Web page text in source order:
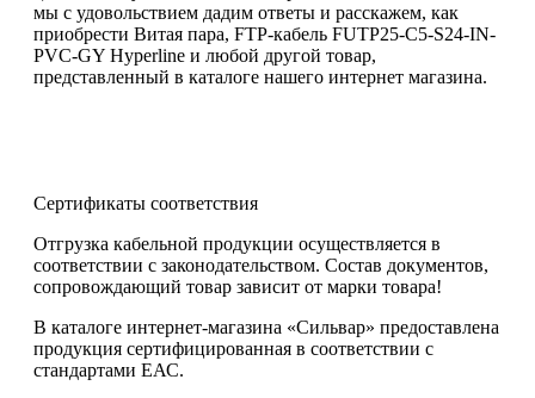
мы с удовольствием дадим ответы и расскажем, как
приобрести Витая пара, FTP-кабель FUTP25-C5-S24-IN-
PVC-GY Hyperline и любой другой товар,
представленный в каталоге нашего интернет магазина.
Сертификаты соответствия
Отгрузка кабельной продукции осуществляется в
соответствии с законодательством. Состав документов,
сопровождающий товар зависит от марки товара!
В каталоге интернет-магазина «Сильвар» предоставлена
продукция сертифицированная в соответствии с
стандартами ЕАС.